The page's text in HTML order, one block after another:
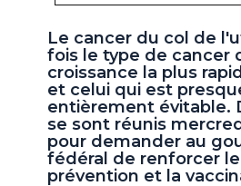
Le cancer du col de
fois le type de cancer
croissance la plus
et celui qui est
entièrement évitable.
se sont réunis
pour demander au
fédéral de renforcer
prévention et la